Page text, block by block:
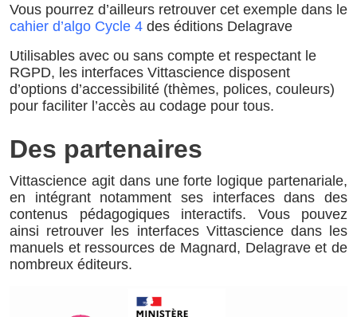
Vous pourrez d’ailleurs retrouver cet exemple dans le
cahier d’algo Cycle 4 des éditions Delagrave
Utilisables avec ou sans compte et respectant le
RGPD, les interfaces Vittascience disposent
d’options d’accessibilité (thèmes, polices, couleurs)
pour faciliter l’accès au codage pour tous.
Des partenaires
Vittascience agit dans une forte logique partenariale,
en intégrant notamment ses interfaces dans des
contenus pédagogiques interactifs. Vous pouvez
ainsi retrouver les interfaces Vittascience dans les
manuels et ressources de Magnard, Delagrave et de
nombreux éditeurs.